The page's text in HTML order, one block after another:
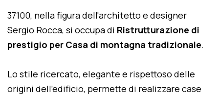
37100, nella figura dell'architetto e designer
Sergio Rocca, si occupa di Ristrutturazione di
prestigio per Casa di montagna tradizionale.
Lo stile ricercato, elegante e rispettoso delle
origini dell'edificio, permette di realizzare case